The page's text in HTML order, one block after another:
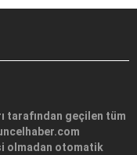
tarafından geçilen tüm
olmadan otomatik